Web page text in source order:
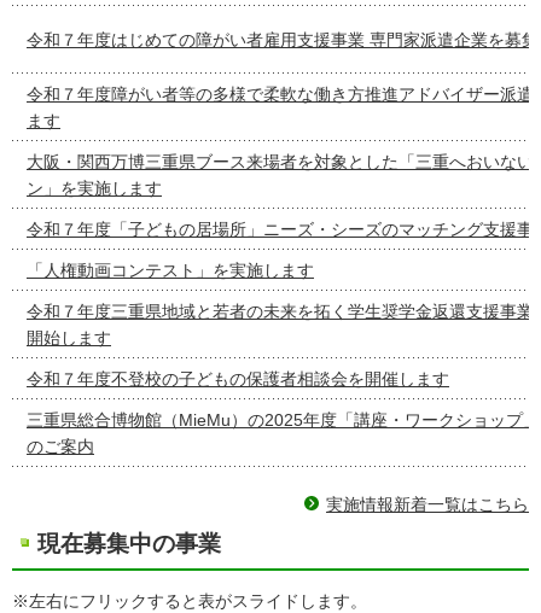
令和７年度はじめての障がい者雇用支援事業 専門家派遣企業を募
令和７年度障がい者等の多様で柔軟な働き方推進アドバイザー派遣
ます
大阪・関西万博三重県ブース来場者を対象とした「三重へおいない
ン」を実施します
令和７年度「子どもの居場所」ニーズ・シーズのマッチング支援事
「人権動画コンテスト」を実施します
令和７年度三重県地域と若者の未来を拓く学生奨学金返還支援事業
開始します
令和７年度不登校の子どもの保護者相談会を開催します
三重県総合博物館（MieMu）の2025年度「講座・ワークショップ
のご案内
実施情報新着一覧はこちら
現在募集中の事業
※左右にフリックすると表がスライドします。